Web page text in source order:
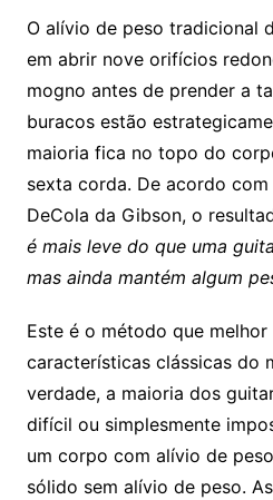
O alívio de peso tradicional
em abrir nove orifícios
mogno antes de prender a
buracos estão
maioria fica no topo do
sexta corda. De acordo
DeCola da Gibson, o
é mais leve do que uma
mas ainda mantém algum
Este é o método que melhor
características clássicas do
verdade, a maioria dos
difícil ou simplesmente
um corpo com alívio de
sólido sem alívio de peso.